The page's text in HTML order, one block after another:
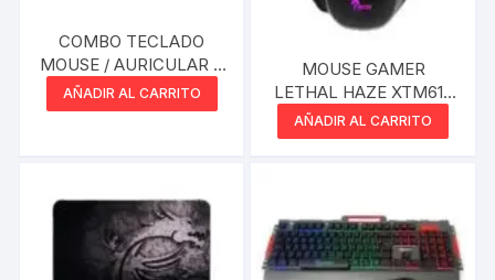
COMBO TECLADO
MOUSE / AURICULAR Y
PAD 4 EN 1 RGB
AÑADIR AL CARRITO
MOUSE GAMER
LETHAL HAZE XTM610
XTECH
AÑADIR AL CARRITO